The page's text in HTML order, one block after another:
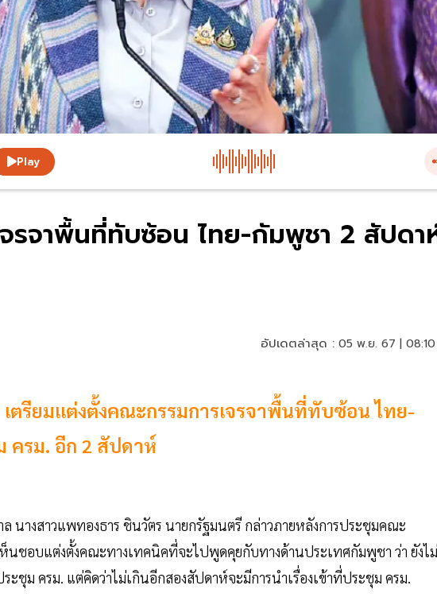
Play
รจาพื้นที่ทับซ้อน ไทย-กัมพูชา 2 สัปดา
อัปเดตล่าสุด : 05 พ.ย. 67 |
ตรียมแต่งตั้งคณะกรรมการเจรจาพื้นที่ทับซ้อน ไทย-
ครม. อีก 2 สัปดาห์
นางสาวแพทองธาร ชินวัตร นายกรัฐมนตรี กล่าวภายหลังการประชุมคณะ
นชอบแต่งตั้งคณะทางเทคนิคที่จะไปพูดคุยกับทางด้านประเทศกัมพูชา ว่า ยังไ
ระชุม ครม. แต่คิดว่าไม่เกินอีกสองสัปดาห์จะมีการนำเรื่องเข้าที่ประชุม ครม.